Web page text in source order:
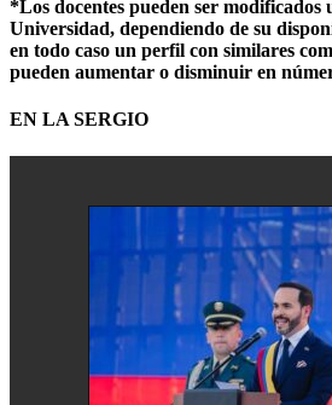
*Los docentes pueden ser
Universidad, dependiendo de su
en todo caso un perfil con similares
pueden aumentar o disminuir en
EN LA SERGIO